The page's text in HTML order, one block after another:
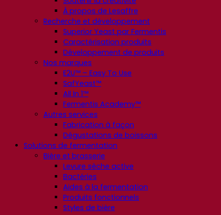
À propos de Lesaffre
Recherche et développement
Superior Yeast par Fermentis
Caractérisation produits
Développement de produits
Nos marques
E2U™ – Easy To Use
SafYeast™
All In 1™
Fermentis Academy™
Autres services
Fabrication à façon
Dégustations de boissons
Solutions de fermentation
Bière et brasserie
Levure sèche active
Bactéries
Aides à la fermentation
Produits fonctionnels
Styles de bière